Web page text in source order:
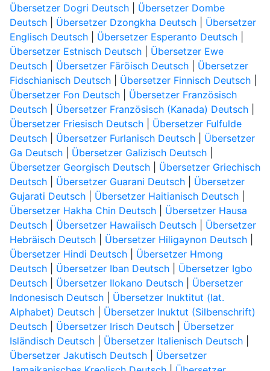
Übersetzer Dogri Deutsch| Übersetzer Dombe
Deutsch| Übersetzer Dzongkha Deutsch| Übersetzer
Englisch Deutsch| Übersetzer Esperanto Deutsch|
Übersetzer Estnisch Deutsch| Übersetzer Ewe
Deutsch| Übersetzer Färöisch Deutsch| Übersetzer
Fidschianisch Deutsch| Übersetzer Finnisch Deutsch|
Übersetzer Fon Deutsch| Übersetzer Französisch
Deutsch| Übersetzer Französisch (Kanada) Deutsch|
Übersetzer Friesisch Deutsch| Übersetzer Fulfulde
Deutsch| Übersetzer Furlanisch Deutsch| Übersetzer
Ga Deutsch| Übersetzer Galizisch Deutsch|
Übersetzer Georgisch Deutsch| Übersetzer Griechisch
Deutsch| Übersetzer Guarani Deutsch| Übersetzer
Gujarati Deutsch| Übersetzer Haitianisch Deutsch|
Übersetzer Hakha Chin Deutsch| Übersetzer Hausa
Deutsch| Übersetzer Hawaiisch Deutsch| Übersetzer
Hebräisch Deutsch| Übersetzer Hiligaynon Deutsch|
Übersetzer Hindi Deutsch| Übersetzer Hmong
Deutsch| Übersetzer Iban Deutsch| Übersetzer Igbo
Deutsch| Übersetzer Ilokano Deutsch| Übersetzer
Indonesisch Deutsch| Übersetzer Inuktitut (lat.
Alphabet) Deutsch| Übersetzer Inuktut (Silbenschrift)
Deutsch| Übersetzer Irisch Deutsch| Übersetzer
Isländisch Deutsch| Übersetzer Italienisch Deutsch|
Übersetzer Jakutisch Deutsch| Übersetzer